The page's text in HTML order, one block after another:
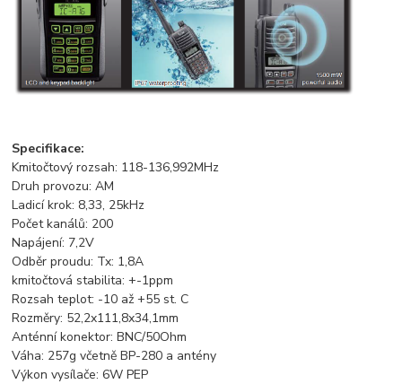
Specifikace:
Kmitočtový rozsah: 118-136,992MHz
Druh provozu: AM
Ladicí krok: 8,33, 25kHz
Počet kanálů: 200
Napájení: 7,2V
Odběr proudu: Tx: 1,8A
kmitočtová stabilita: +-1ppm
Rozsah teplot: -10 až +55 st. C
Rozměry: 52,2x111,8x34,1mm
Anténní konektor: BNC/50Ohm
Váha: 257g včetně BP-280 a antény
Výkon vysílače: 6W PEP